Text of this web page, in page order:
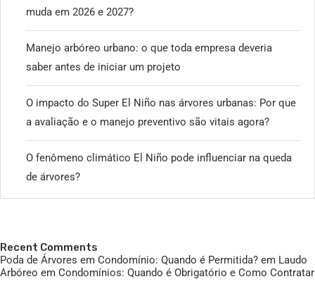
muda em 2026 e 2027?
Manejo arbóreo urbano: o que toda empresa deveria
saber antes de iniciar um projeto
O impacto do Super El Niño nas árvores urbanas: Por que
a avaliação e o manejo preventivo são vitais agora?
O fenômeno climático El Niño pode influenciar na queda
de árvores?
Recent Comments
Poda de Árvores em Condomínio: Quando é Permitida? em Laudo
Arbóreo em Condomínios: Quando é Obrigatório e Como Contratar